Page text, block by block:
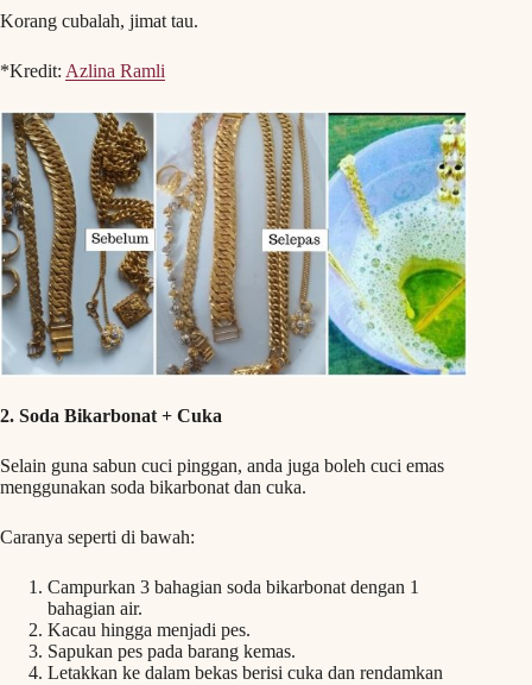
Korang cubalah, jimat tau.
*Kredit: Azlina Ramli
2. Soda Bikarbonat + Cuka
Selain guna sabun cuci pinggan, anda juga boleh cuci emas
menggunakan soda bikarbonat dan cuka.
Caranya seperti di bawah:
Campurkan 3 bahagian soda bikarbonat dengan 1
bahagian air.
Kacau hingga menjadi pes.
Sapukan pes pada barang kemas.
Letakkan ke dalam bekas berisi cuka dan rendamkan